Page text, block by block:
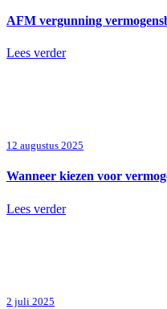
AFM vergunning
Lees verder
12 augustus 2025
Wanneer kiezen voor
Lees verder
2 juli 2025